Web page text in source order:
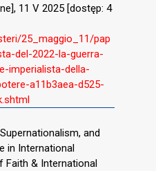
11 V 2025 [dostęp: 4
25_maggio_11/pap
del-2022-la-guerra-
imperialista-della-
a11b3aea-d525-
and
in International
Faith & International